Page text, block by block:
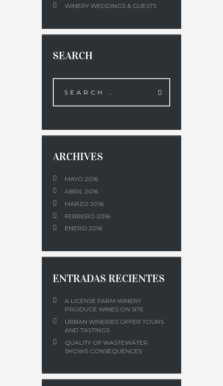
WINERY WEDDINGS & GUESTS
SEARCH
ARCHIVES
MAYO 2016
ABRIL 2016
MARZO 2016
FEBRERO 2016
ENERO 2016
ENTRADAS RECIENTES
A LICENSE FARM WINERY
PRODUCE WINES ON SITE
URBAN WINERIES OFFER TOURS
AND TASTINGS
QUALITY OF WASTEWATER
SHOWS CONSEQUENCES